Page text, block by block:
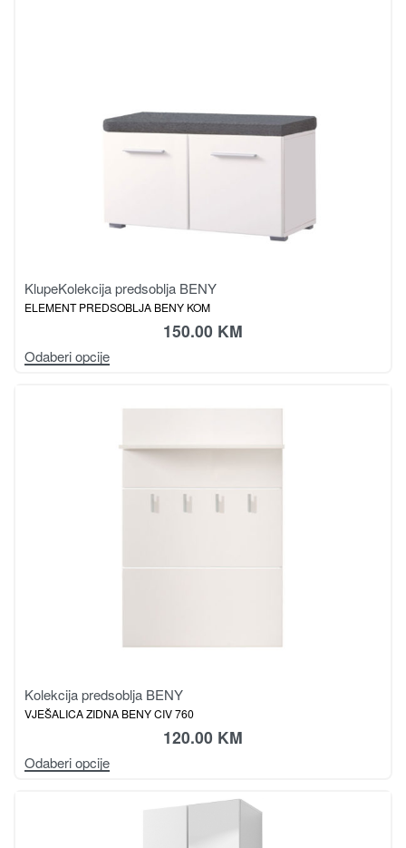
KlupeKolekcija predsoblja BENY
ELEMENT PREDSOBLJA BENY KOM
150.00 KM
Odaberi opcije
Kolekcija predsoblja BENY
VJEŠALICA ZIDNA BENY CIV 760
120.00 KM
Odaberi opcije